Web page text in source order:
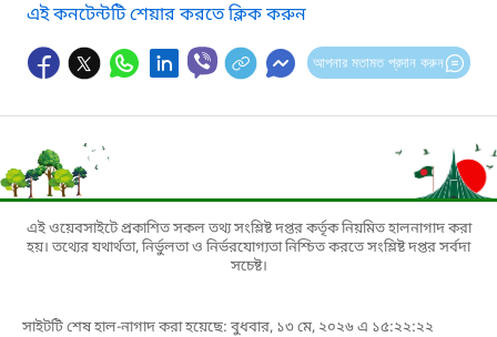
এই কনটেন্টটি শেয়ার করতে ক্লিক করুন
আপনার মতামত প্রদান করুন
এই ওয়েবসাইটে প্রকাশিত সকল তথ্য সংশ্লিষ্ট দপ্তর কর্তৃক নিয়মিত হালনাগাদ করা
হয়। তথ্যের যথার্থতা, নির্ভুলতা ও নির্ভরযোগ্যতা নিশ্চিত করতে সংশ্লিষ্ট দপ্তর সর্বদা
সচেষ্ট।
সাইটটি শেষ হাল-নাগাদ করা হয়েছে: বুধবার, ১৩ মে, ২০২৬ এ ১৫:২২:২২